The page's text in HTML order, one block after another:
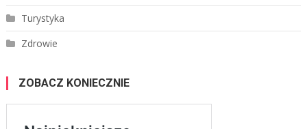
Turystyka
Zdrowie
ZOBACZ KONIECZNIE